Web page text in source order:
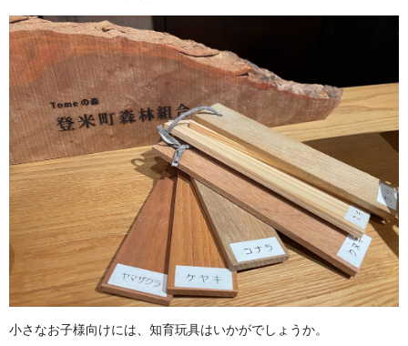
小さなお子様向けには、知育玩具はいかがでしょうか。